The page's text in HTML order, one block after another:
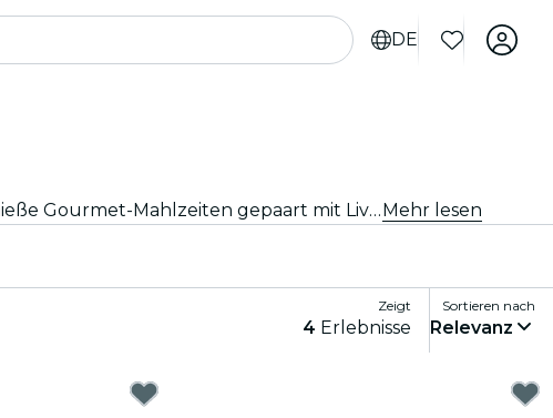
DE
Gönne Dir das ultimative Dining-Erlebnis mit den besten Restaurants und Dinner-Shows in Las Vegas. Genieße Gourmet-Mahlzeiten gepaart mit Live-Auftritten.Mehr lesen
Zeigt
4 Erlebnisse
Sortieren nach
Relevanz